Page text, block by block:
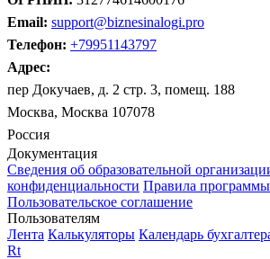
Email: support@biznesinalogi.pro
Телефон: +79951143797
Адрес:
пер Докучаев, д. 2 стр. 3, помещ. 188
Москва, Москва 107078
Россия
Документация
Сведения об образовательной
конфиденциальности Правила программы
Пользовательское соглашение
Пользователям
Лента Калькуляторы Календарь
Rt